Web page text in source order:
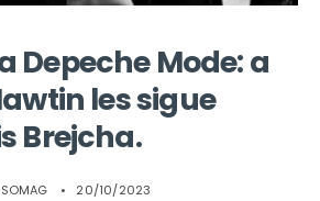
Depeche Mode: a
les sigue
Brejcha.
• 20/10/2023